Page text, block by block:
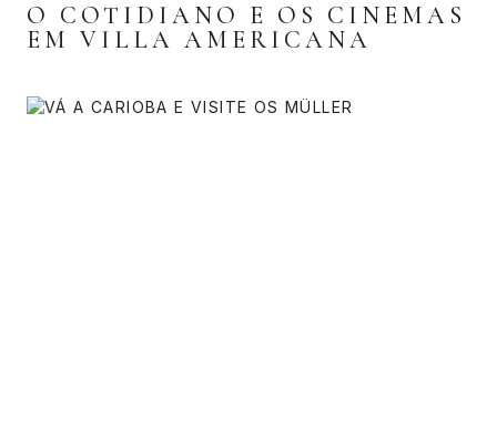
O COTIDIANO E OS CINEMAS
EM VILLA AMERICANA